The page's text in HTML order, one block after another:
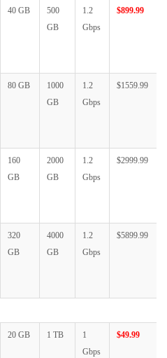
40 GB
500
GB
1.2
Gbps
$899.99
80 GB
1000
GB
1.2
Gbps
$1559.99
160
GB
2000
GB
1.2
Gbps
$2999.99
320
GB
4000
GB
1.2
Gbps
$5899.99
20 GB 1 TB
1
Gbps
$49.99